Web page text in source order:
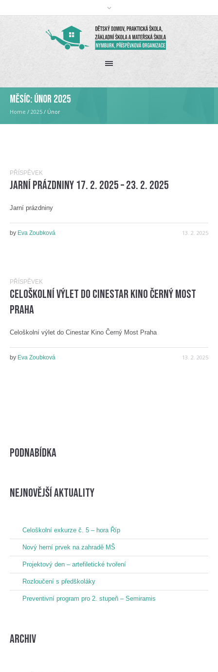
Měsíc:Únor 2025
Home / 2025 / Únor
PŘÍSPĚVEK
Jarní prázdniny 17. 2. 2025 – 23. 2. 2025
Jarní prázdniny
13. 2. 2025
by Eva Zoubková
PŘÍSPĚVEK
Celoškolní výlet do Cinestar Kino Černý Most
Praha
Celoškolní výlet do Cinestar Kino Černý Most Praha
13. 2. 2025
by Eva Zoubková
Podnabídka
nejnovější aktuality
Celoškolní exkurze č. 5 – hora Říp
Nový herní prvek na zahradě MŠ
Projektový den – artefiletické tvoření
Rozloučení s předškoláky
Preventivní program pro 2. stupeň – Semiramis
Archiv